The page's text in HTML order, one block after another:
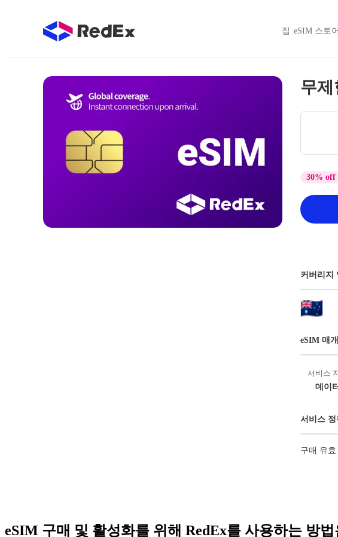
집 eSIM 스토어
무제
30% off
커버리지
eSIM 매
서비스
데이터
서비스 정
구매 유
eSIM 구매 및 활성화를 위해 RedEx를 사용하는 방